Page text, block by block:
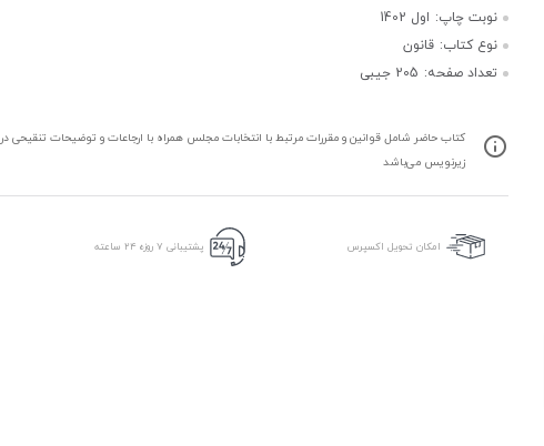
نوبت چاپ: اول 1402
نوع کتاب: قانون
تعداد صفحه: 205 جیبی
کتاب حاضر شامل قوانین و مقررات مرتبط با انتخابات مجلس همراه با ارجاعات و توضیحات تنقیحی در
زیرنویس می‌باشد
امکان تحویل اکسپرس پشتیبانی ۷ روزه ۲۴ ساعته